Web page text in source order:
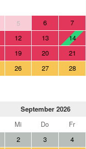
5 6 7
12 13 14
19 20 21
26 27 28
September 2026
Mi Do Fr
2 3 4